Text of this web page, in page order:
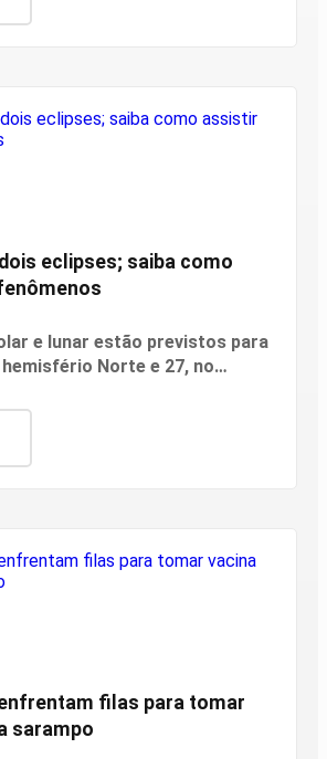
eclipses; saiba como
e lunar estão previstos para
Norte e 27, no
filas para tomar
sarampo